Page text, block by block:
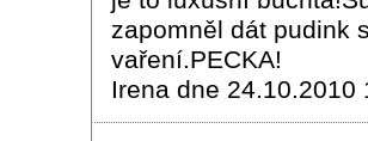
zapomněl dát pudink
vaření.PECKA!
Irena dne 24.10.2010